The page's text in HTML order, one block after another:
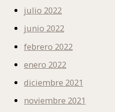
julio 2022
junio 2022
febrero 2022
enero 2022
diciembre 2021
noviembre 2021